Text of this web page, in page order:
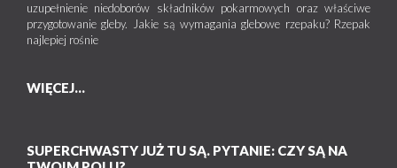
uzupełnienie niedoborów składników pokarmowych oraz właściwe
przygotowanie gleby. Jakie są wymagania glebowe rzepaku? Rzepak
najlepiej rośnie
WIĘCEJ...
SUPERCHWASTY JUŻ TU SĄ. PYTANIE: CZY SĄ NA